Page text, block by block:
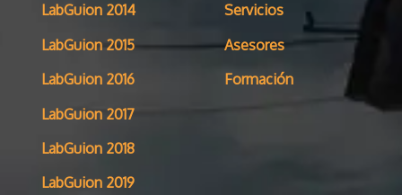
LabGuion 2014
LabGuion 2015
LabGuion 2016
LabGuion 2017
LabGuion 2018
LabGuion 2019
Servicios
Asesores
Formación